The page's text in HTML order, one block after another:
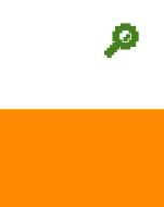
🔎
d’Angleterre